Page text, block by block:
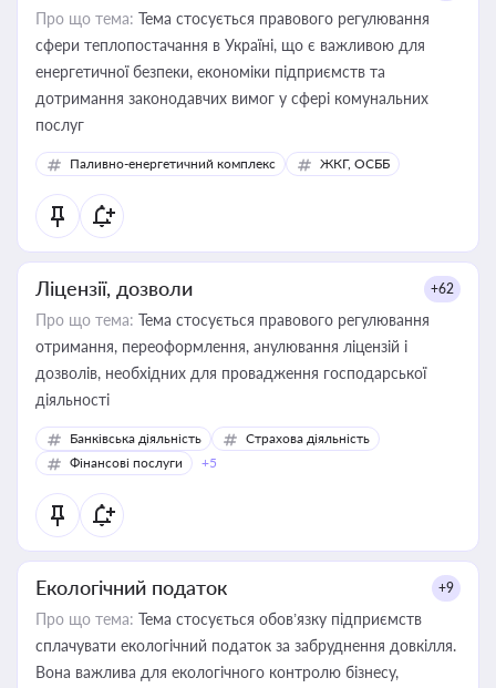
Про що тема: Тема стосується правового регулювання
сфери теплопостачання в Україні, що є важливою для
енергетичної безпеки, економіки підприємств та
дотримання законодавчих вимог у сфері комунальних
послуг
Паливно-енергетичний комплекс ЖКГ, ОСББ
Ліцензії, дозволи +62
Про що тема: Тема стосується правового регулювання
отримання, переоформлення, анулювання ліцензій і
дозволів, необхідних для провадження господарської
діяльності
Банківська діяльність
Страхова діяльність
Фінансові послуги
+5
Екологічний податок +9
Про що тема: Тема стосується обов’язку підприємств
сплачувати екологічний податок за забруднення довкілля.
Вона важлива для екологічного контролю бізнесу,